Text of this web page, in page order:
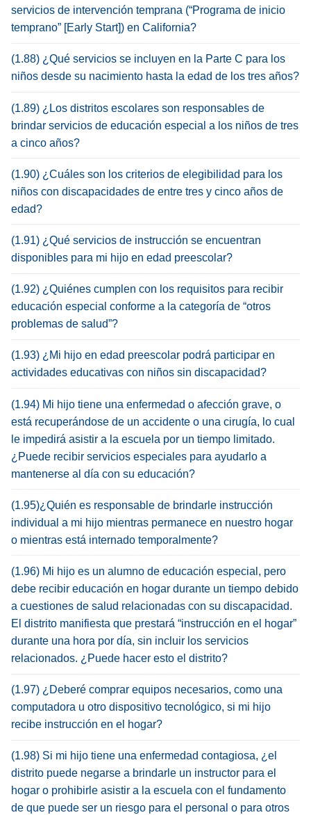
servicios de intervención temprana (“Programa de inicio
temprano” [Early Start]) en California?
(1.88) ¿Qué servicios se incluyen en la Parte C para los
niños desde su nacimiento hasta la edad de los tres años?
(1.89) ¿Los distritos escolares son responsables de
brindar servicios de educación especial a los niños de tres
a cinco años?
(1.90) ¿Cuáles son los criterios de elegibilidad para los
niños con discapacidades de entre tres y cinco años de
edad?
(1.91) ¿Qué servicios de instrucción se encuentran
disponibles para mi hijo en edad preescolar?
(1.92) ¿Quiénes cumplen con los requisitos para recibir
educación especial conforme a la categoría de “otros
problemas de salud”?
(1.93) ¿Mi hijo en edad preescolar podrá participar en
actividades educativas con niños sin discapacidad?
(1.94) Mi hijo tiene una enfermedad o afección grave, o
está recuperándose de un accidente o una cirugía, lo cual
le impedirá asistir a la escuela por un tiempo limitado.
¿Puede recibir servicios especiales para ayudarlo a
mantenerse al día con su educación?
(1.95)¿Quién es responsable de brindarle instrucción
individual a mi hijo mientras permanece en nuestro hogar
o mientras está internado temporalmente?
(1.96) Mi hijo es un alumno de educación especial, pero
debe recibir educación en hogar durante un tiempo debido
a cuestiones de salud relacionadas con su discapacidad.
El distrito manifiesta que prestará “instrucción en el hogar”
durante una hora por día, sin incluir los servicios
relacionados. ¿Puede hacer esto el distrito?
(1.97) ¿Deberé comprar equipos necesarios, como una
computadora u otro dispositivo tecnológico, si mi hijo
recibe instrucción en el hogar?
(1.98) Si mi hijo tiene una enfermedad contagiosa, ¿el
distrito puede negarse a brindarle un instructor para el
hogar o prohibirle asistir a la escuela con el fundamento
de que puede ser un riesgo para el personal o para otros